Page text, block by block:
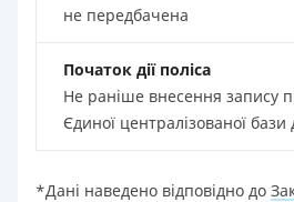
не передбачена
Початок дії поліса
Не раніше внесення запису
Єдиної централізованої
*Дані наведено відповідно до